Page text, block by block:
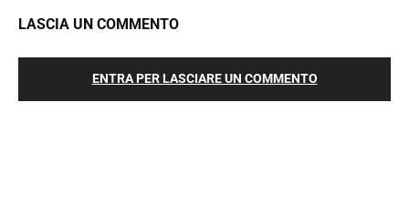
LASCIA UN COMMENTO
ENTRA PER LASCIARE UN COMMENTO